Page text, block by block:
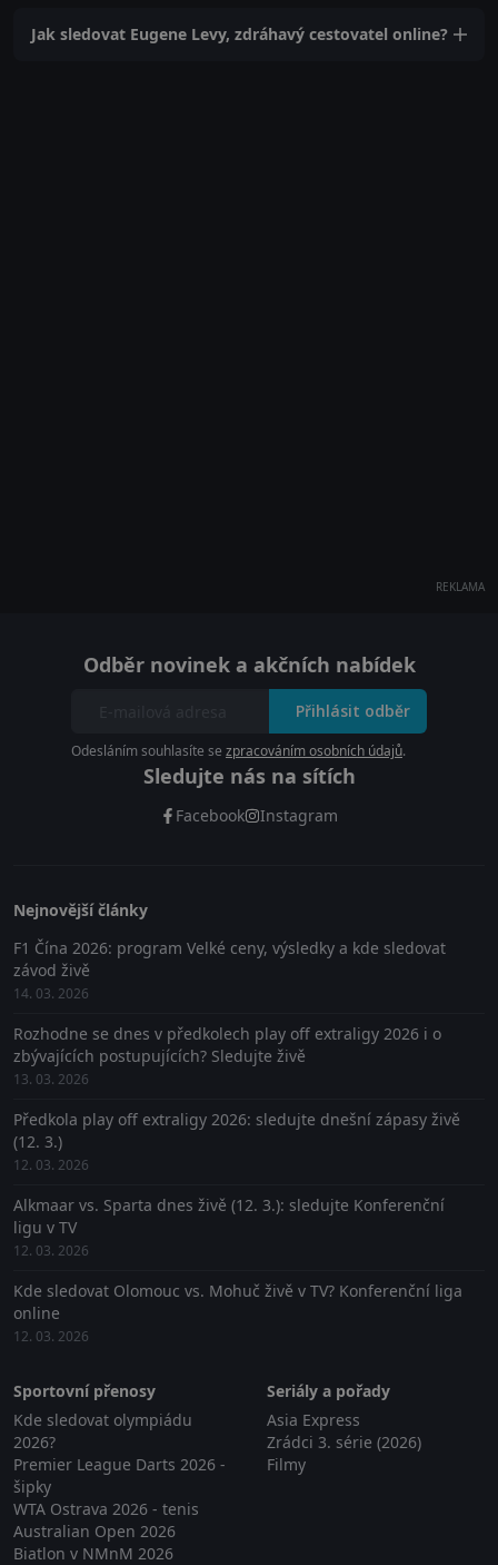
Jak sledovat Eugene Levy, zdráhavý cestovatel online?
REKLAMA
Odběr novinek a akčních nabídek
Přihlásit odběr
Odesláním souhlasíte se zpracováním osobních údajů.
Sledujte nás na sítích
Facebook Instagram
Nejnovější články
F1 Čína 2026: program Velké ceny, výsledky a kde sledovat
závod živě
14. 03. 2026
Rozhodne se dnes v předkolech play off extraligy 2026 i o
zbývajících postupujících? Sledujte živě
13. 03. 2026
Předkola play off extraligy 2026: sledujte dnešní zápasy živě
(12. 3.)
12. 03. 2026
Alkmaar vs. Sparta dnes živě (12. 3.): sledujte Konferenční
ligu v TV
12. 03. 2026
Kde sledovat Olomouc vs. Mohuč živě v TV? Konferenční liga
online
12. 03. 2026
Sportovní přenosy
Kde sledovat olympiádu
2026?
Premier League Darts 2026 -
šipky
WTA Ostrava 2026 - tenis
Australian Open 2026
Biatlon v NMnM 2026
Seriály a pořady
Asia Express
Zrádci 3. série (2026)
Filmy